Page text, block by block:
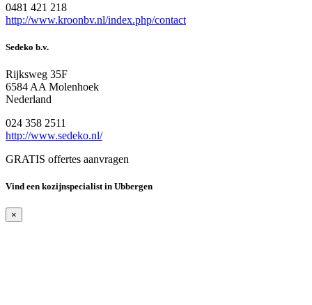
0481 421 218
http://www.kroonbv.nl/index.php/contact
Sedeko b.v.
Rijksweg 35F
6584 AA Molenhoek
Nederland
024 358 2511
http://www.sedeko.nl/
GRATIS offertes aanvragen
Vind een kozijnspecialist in Ubbergen
×